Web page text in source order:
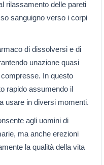
rilassamento delle pareti
sanguigno verso i corpi
di dissolversi e di
unazione quasi
In questo
rapido assumendo il
usare in diversi momenti.
agli uomini di
ma anche erezioni
la qualità della vita